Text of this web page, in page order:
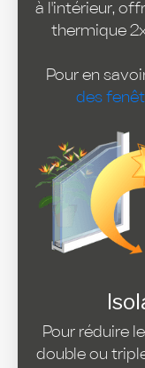
à l'intérieur,
thermique
Pour en
des
Pour réduire
double ou